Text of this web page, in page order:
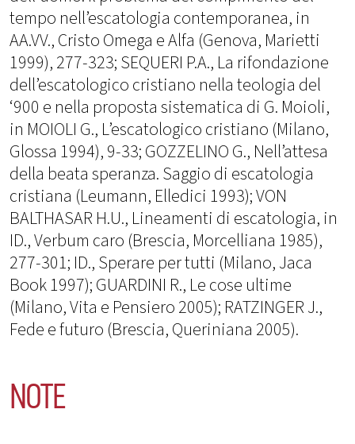
tempo nell’escatologia contemporanea, in
AA.VV., Cristo Omega e Alfa (Genova, Marietti
1999), 277-323; SEQUERI P.A., La rifondazione
dell’escatologico cristiano nella teologia del
‘900 e nella proposta sistematica di G. Moioli,
in MOIOLI G., L’escatologico cristiano (Milano,
Glossa 1994), 9-33; GOZZELINO G., Nell’attesa
della beata speranza. Saggio di escatologia
cristiana (Leumann, Elledici 1993); VON
BALTHASAR H.U., Lineamenti di escatologia, in
ID., Verbum caro (Brescia, Morcelliana 1985),
277-301; ID., Sperare per tutti (Milano, Jaca
Book 1997); GUARDINI R., Le cose ultime
(Milano, Vita e Pensiero 2005); RATZINGER J.,
Fede e futuro (Brescia, Queriniana 2005).
NOTE